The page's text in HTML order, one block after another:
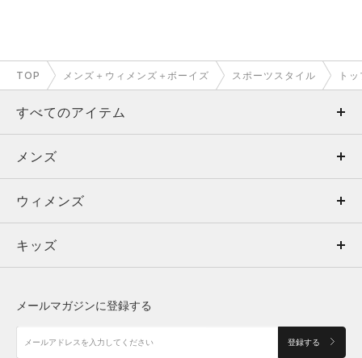
TOP メンズ＋ウィメンズ＋ボーイズ スポーツスタイル ト
すべてのアイテム
メンズ
ウィメンズ
キッズ
アクセサリー
メンズ
トップス
ボトムス
アクセサリー
ウィメンズ
トップス
シューズ
キッズ
メールマガジンに登録する
登録する